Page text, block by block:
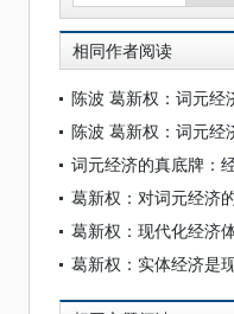
相同作者阅读
葛新权：对词元经济